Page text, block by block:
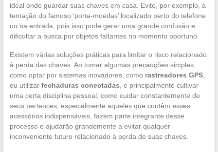
ideal onde guardar suas chaves em casa. Evite, por exemplo, a
tentação do famoso ‘porta-moedas’ localizado perto do telefone
ou na entrada, pois isso pode gerar uma grande confusão e
dificultar a busca por objetos faltantes no momento oportuno.
Existem várias soluções práticas para limitar o risco relacionado
à perda das chaves. Ao tomar algumas precauções simples,
como optar por sistemas inovadores, como rastreadores GPS,
ou utilizar fechaduras conectadas, e principalmente cultivar
uma certa disciplina pessoal, como cuidar constantemente de
seus pertences, especialmente aqueles que contêm esses
acessórios indispensáveis, fazem parte integrante desse
processo e ajudarão grandemente a evitar qualquer
inconveniente futuro relacionado à perda de suas chaves.